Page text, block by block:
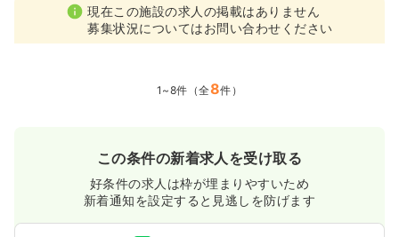
現在この施設の求人の掲載はありません
募集状況についてはお問い合わせください
1~8件（全8件）
この条件の新着求人を受け取る
好条件の求人は枠が埋まりやすいため
新着通知を設定すると見逃しを防げます